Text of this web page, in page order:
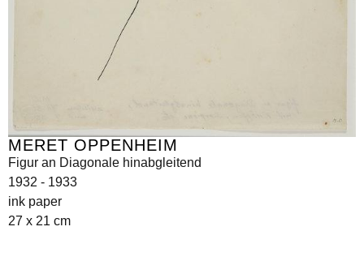
MERET OPPENHEIM
Figur an Diagonale hinabgleitend
1932 - 1933
ink paper
27 x 21 cm